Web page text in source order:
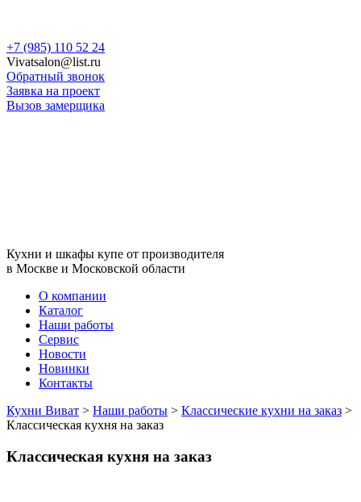
Skip
to
content
+7 (985) 110 52 24
Vivatsalon@list.ru
Обратный звонок
Заявка на проект
Вызов замерщика
Кухни и шкафы купе от производителя
в Москве и Московской области
О компании
Каталог
Наши работы
Сервис
Новости
Новинки
Контакты
Кухни Виват > Наши работы > Классические кухни на заказ >
Классическая кухня на заказ
Классическая кухня на заказ